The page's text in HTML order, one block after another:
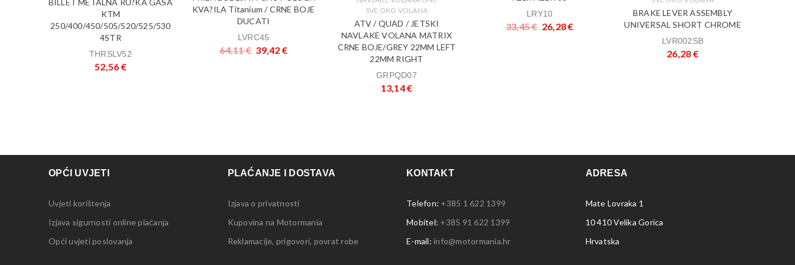
BILLET METALNA RU?KA GASA
KTM
250/400/450/505/520/525/530
4STR
THRSLV52
52,56 €
KVA?ILA Titanium / CRNE BOJE
DUCATI
LVRC45
64,11€ 39,42 €
SVE OKO VOLANA
ATV / QUAD / JETSKI
NAVLAKE VOLANA MATRIX
CRNE BOJE/GREY 22MM LEFT
22MM RIGHT
GRPQD07
13,14€
LRY10
33,45€ 26,28€
BRAKE LEVER ASSEMBLY
UNIVERSAL SHORT CHROME
LVR002SB
26,28 €
OPĆI UVJETI
Uvjeti korištenja
Izjava sigurnosti online plaćanja
Opći uvjeti poslovanja
PLAĆANJE I DOSTAVA
Izjava o privatnosti
Kupovina na Motormania
Reklamacije, prigovori, povrat robe
KONTAKT
Telefon: +385 1 622 1399
Mobitel: +385 91 622 1399
E-mail: info@motormania.hr
ADRESA
Mate Lovraka 1
10 410 Velika Gorica
Hrvatska